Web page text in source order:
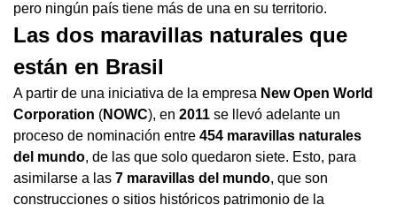
pero ningún país tiene más de una en su territorio.
Las dos maravillas naturales que
están en Brasil
A partir de una iniciativa de la empresa New Open World
Corporation (NOWC), en 2011 se llevó adelante un
proceso de nominación entre 454 maravillas naturales
del mundo, de las que solo quedaron siete. Esto, para
asimilarse a las 7 maravillas del mundo, que son
construcciones o sitios históricos patrimonio de la